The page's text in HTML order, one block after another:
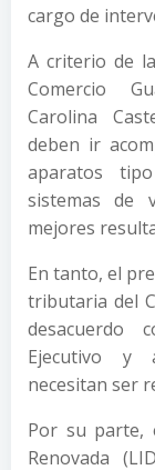
cargo de
A criterio de
Comercio
Carolina
deben ir
aparatos
sistemas de
mejores
En tanto, el
tributaria del
desacuerdo
Ejecutivo y
necesitan ser
Por su parte,
Renovada